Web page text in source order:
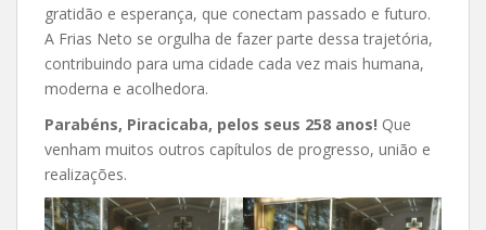
gratidão e esperança, que conectam passado e futuro.
A Frias Neto se orgulha de fazer parte dessa trajetória,
contribuindo para uma cidade cada vez mais humana,
moderna e acolhedora.
Parabéns, Piracicaba, pelos seus 258 anos! Que
venham muitos outros capítulos de progresso, união e
realizações.